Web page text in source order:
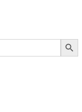
Search Button